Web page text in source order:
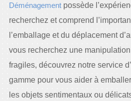
Déménagementpossède
recherchez et comprend
l’emballage et du déplacement
vous recherchez une
fragiles, découvrez notre service
gamme pour vous aider à
les objets sentimentaux ou